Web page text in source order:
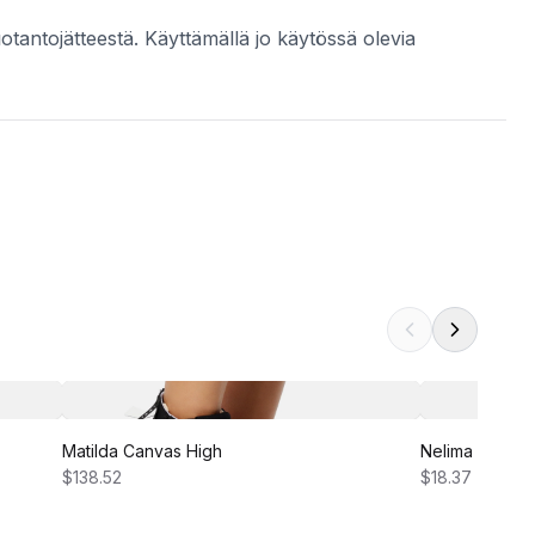
Käyttämällä jo käytössä olevia
Matilda Canvas High
$138.52
Nelima Dress
$18.37